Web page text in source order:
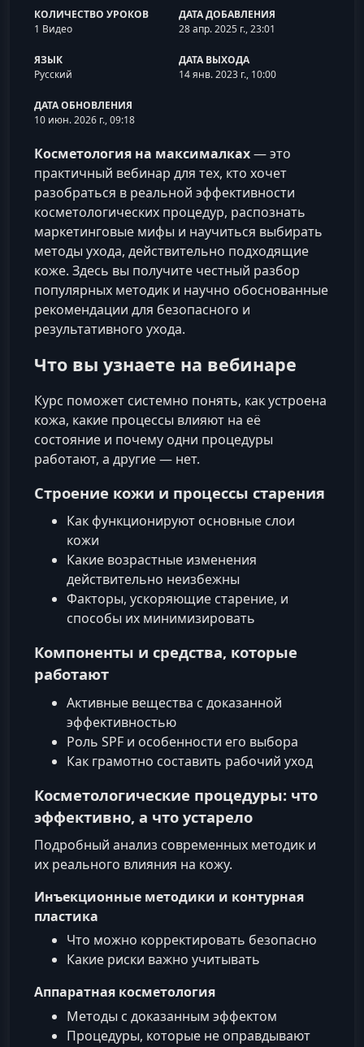
КОЛИЧЕСТВО УРОКОВ
1 Видео
ДАТА ДОБАВЛЕНИЯ
28 апр. 2025 г., 23:01
ЯЗЫК
Русский
ДАТА ВЫХОДА
14 янв. 2023 г., 10:00
ДАТА ОБНОВЛЕНИЯ
10 июн. 2026 г., 09:18
Косметология на максималках— это
практичный вебинар для тех, кто хочет
разобраться в реальной эффективности
косметологических процедур, распознать
маркетинговые мифы и научиться выбирать
методы ухода, действительно подходящие
коже. Здесь вы получите честный разбор
популярных методик и научно обоснованные
рекомендации для безопасного и
результативного ухода.
Что вы узнаете на вебинаре
Курс поможет системно понять, как устроена
кожа, какие процессы влияют на её
состояние и почему одни процедуры
работают, а другие — нет.
Строение кожи и процессы старения
Как функционируют основные слои
кожи
Какие возрастные изменения
действительно неизбежны
Факторы, ускоряющие старение, и
способы их минимизировать
Компоненты и средства, которые
работают
Активные вещества с доказанной
эффективностью
Роль SPF и особенности его выбора
Как грамотно составить рабочий уход
Косметологические процедуры: что
эффективно, а что устарело
Подробный анализ современных методик и
их реального влияния на кожу.
Инъекционные методики и контурная
пластика
Что можно корректировать безопасно
Какие риски важно учитывать
Аппаратная косметология
Методы с доказанным эффектом
Процедуры, которые не оправдывают